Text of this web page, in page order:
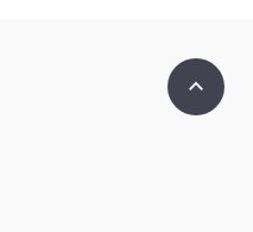
keyboard_arrow_up